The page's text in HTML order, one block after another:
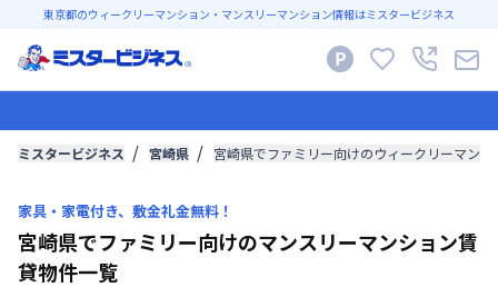
東京都のウィークリーマンション・マンスリーマンション情報はミスタービジネス
ミスタービジネス 宮崎県 宮崎県でファミリー向けのウィークリーマン
家具・家電付き、敷金礼金無料！
宮崎県でファミリー向けのマンスリーマンション賃
貸物件一覧